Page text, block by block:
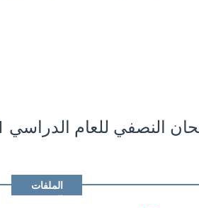
للعام الدراسي 1171 من سنة 2017/2018
الملفات
المرفقة